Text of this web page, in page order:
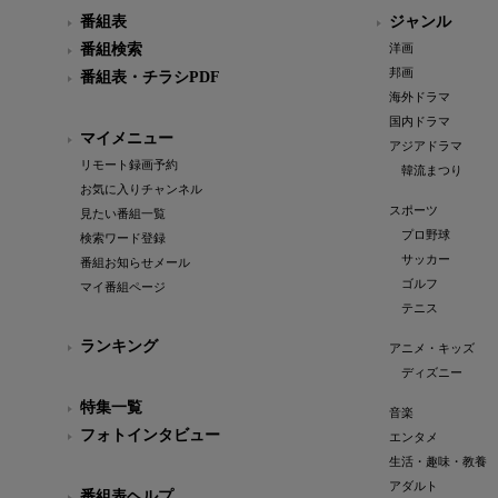
番組表
番組検索
番組表・チラシPDF
マイメニュー
リモート録画予約
お気に入りチャンネル
見たい番組一覧
検索ワード登録
番組お知らせメール
マイ番組ページ
ランキング
特集一覧
フォトインタビュー
ジャンル
洋画
邦画
海外ドラマ
国内ドラマ
アジアドラマ
韓流まつり
スポーツ
プロ野球
サッカー
ゴルフ
テニス
アニメ・キッズ
ディズニー
音楽
エンタメ
生活・趣味・教養
アダルト